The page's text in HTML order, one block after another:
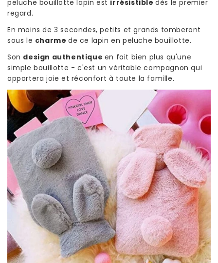
peluche bouillotte lapin est irrésistibledès le premier
regard.
En moins de 3 secondes, petits et grands tomberont
sous le charmede ce lapin en peluche bouillotte.
Son design authentique en fait bien plus qu'une
simple bouillotte - c'est un véritable compagnon qui
apportera joie et réconfort à toute la famille.